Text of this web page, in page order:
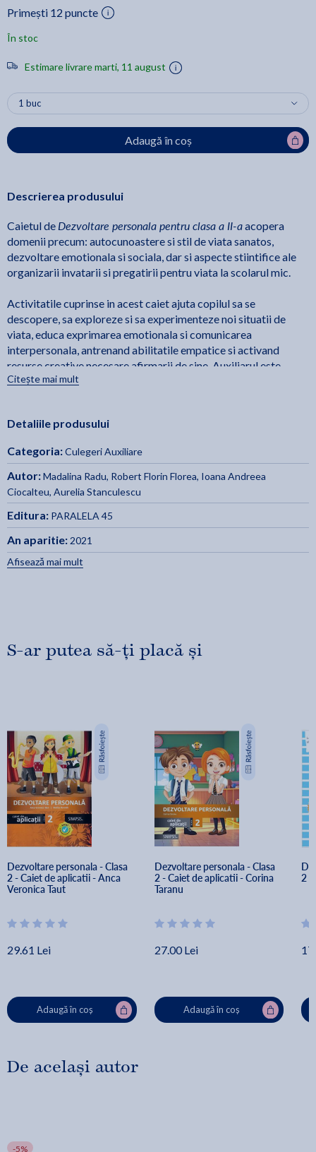
Primești 12 puncte
În stoc
Estimare livrare marti, 11 august
Adaugă în coș
Descrierea produsului
Caietul de Dezvoltare personala pentru clasa a II-aacopera
domenii precum: autocunoastere si stil de viata sanatos,
dezvoltare emotionala si sociala, dar si aspecte stiintifice ale
organizarii invatarii si pregatirii pentru viata la scolarul mic.
Activitatile cuprinse in acest caiet ajuta copilul sa se
descopere, sa exploreze si sa experimenteze noi situatii de
viata, educa exprimarea emotionala si comunicarea
interpersonala, antrenand abilitatile empatice si activand
resurse creative necesare afirmarii de sine. Auxiliarul este
conceput sa vina in completarea orelor de Dezvoltare
Citește mai mult
Detaliile produsului
Categoria:Culegeri Auxiliare
Autor:Madalina Radu, Robert Florin Florea, Ioana Andreea
Ciocalteu, Aurelia Stanculescu
Editura: PARALELA 45
An aparitie: 2021
Afisează mai mult
S-ar putea să-ți placă și
Dezvoltare personala - Clasa
2 - Caiet de aplicatii - Anca
Veronica Taut
29.61 Lei
Adaugă în coș
Dezvoltare personala - Clasa
2 - Caiet de aplicatii - Corina
Taranu
27.00 Lei
Adaugă în coș
2 -
De același autor
-5%